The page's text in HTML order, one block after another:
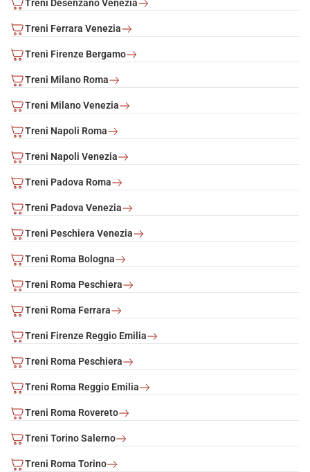
Per quanto riguarda i dolci, Torino è la mecca: amaretti, torta
alle nocciole e il cioccolato Gianduja sono alcuni dei più famosi
marchi di fabbrica della pasticceria torinese. Accompagna il
tutto con un Barolo, un moscato oppure un vermouth.
Prendi al volo l'occasione di rilassarti in piazza Castello e
sorseggiare un bicerín, la famosa bevanda tradizionale
piemontese a base di caffé, cioccolato e crema di latte: acquista
ora il tuo biglietto Italo per Torino!
Treni Desenzano Venezia
Treni Ferrara Venezia
Treni Firenze Bergamo
Treni Milano Roma
Treni Milano Venezia
Treni Napoli Roma
Treni Napoli Venezia
Treni Padova Roma
Treni Padova Venezia
Treni Peschiera Venezia
Treni Roma Bologna
Treni Roma Peschiera
Treni Roma Ferrara
Treni Firenze Reggio Emilia
Treni Roma Peschiera
Treni Roma Reggio Emilia
Treni Roma Rovereto
Treni Torino Salerno
Treni Roma Torino